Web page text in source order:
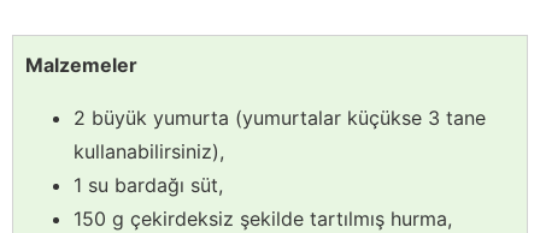
Malzemeler
2 büyük yumurta (yumurtalar küçükse 3 tane
kullanabilirsiniz),
1 su bardağı süt,
150 g çekirdeksiz şekilde tartılmış hurma,